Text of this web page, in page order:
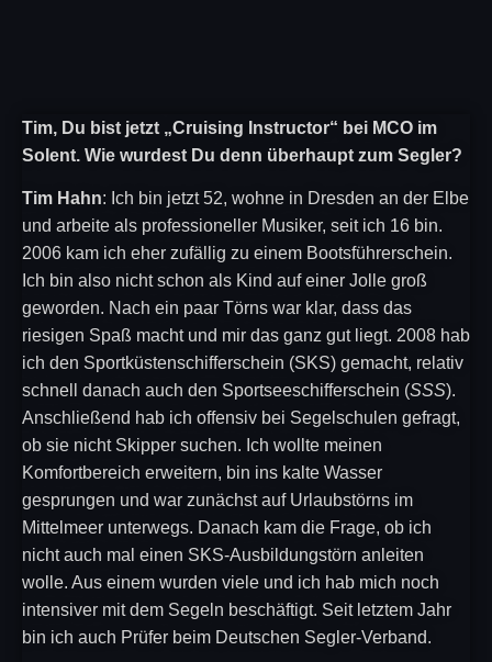
Tim, Du bist jetzt „Cruising Instructor“ bei MCO im
Solent. Wie wurdest Du denn überhaupt zum Segler?
Tim Hahn: Ich bin jetzt 52, wohne in Dresden an der Elbe
und arbeite als professioneller Musiker, seit ich 16 bin.
2006 kam ich eher zufällig zu einem Bootsführerschein.
Ich bin also nicht schon als Kind auf einer Jolle groß
geworden. Nach ein paar Törns war klar, dass das
riesigen Spaß macht und mir das ganz gut liegt. 2008 hab
ich den Sportküstenschifferschein (SKS) gemacht, relativ
schnell danach auch den Sportseeschifferschein (SSS).
Anschließend hab ich offensiv bei Segelschulen gefragt,
ob sie nicht Skipper suchen. Ich wollte meinen
Komfortbereich erweitern, bin ins kalte Wasser
gesprungen und war zunächst auf Urlaubstörns im
Mittelmeer unterwegs. Danach kam die Frage, ob ich
nicht auch mal einen SKS-Ausbildungstörn anleiten
wolle. Aus einem wurden viele und ich hab mich noch
intensiver mit dem Segeln beschäftigt. Seit letztem Jahr
bin ich auch Prüfer beim Deutschen Segler-Verband.